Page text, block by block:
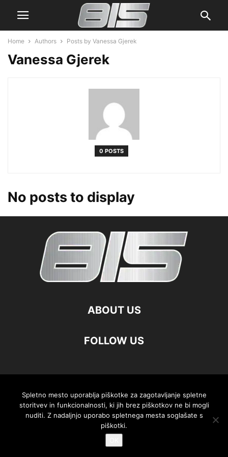
Home Authors Posts by Vanessa Gjerek
Vanessa Gjerek
0 POSTS
No posts to display
ABOUT US
FOLLOW US
Spletno mesto uporablja piškotke za zagotavljanje spletne
storitvev in funkcionalnosti, ki jih brez piškotkov ne bi mogli
nuditi. Z nadaljnjo uporabo spletnega mesta soglašate s
piškotki.